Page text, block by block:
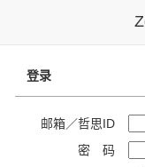
登录
邮箱／哲思ID
密 码